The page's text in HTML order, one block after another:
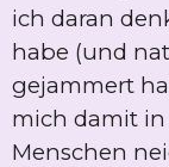
ich daran
habe (und
gejammert
mich damit in
Menschen